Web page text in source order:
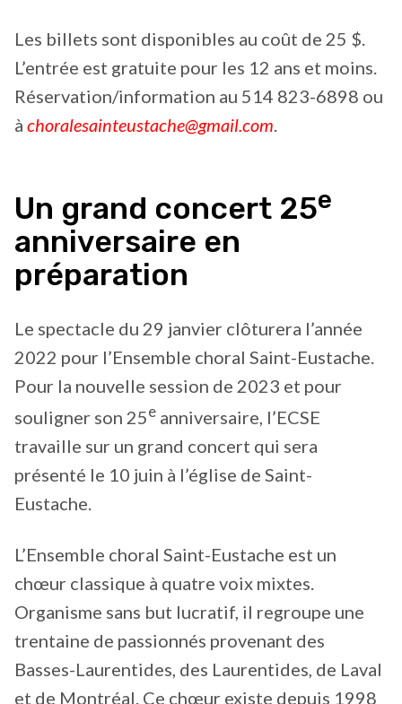
Les billets sont disponibles au coût de 25 $.
L’entrée est gratuite pour les 12 ans et moins.
Réservation/information au 514 823-6898 ou
à choralesainteustache@gmail.com.
Un grand concert 25e
anniversaire en
préparation
Le spectacle du 29 janvier clôturera l’année
2022 pour l’Ensemble choral Saint-Eustache.
Pour la nouvelle session de 2023 et pour
souligner son 25e anniversaire, l’ECSE
travaille sur un grand concert qui sera
présenté le 10 juin à l’église de Saint-
Eustache.
L’Ensemble choral Saint-Eustache est un
chœur classique à quatre voix mixtes.
Organisme sans but lucratif, il regroupe une
trentaine de passionnés provenant des
Basses-Laurentides, des Laurentides, de Laval
et de Montréal. Ce chœur existe depuis 1998